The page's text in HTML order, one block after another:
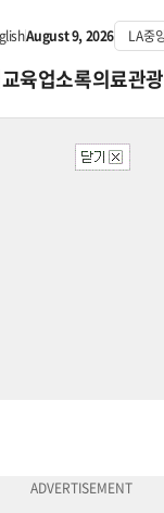
August 9, 2026
교육업소록의료관광